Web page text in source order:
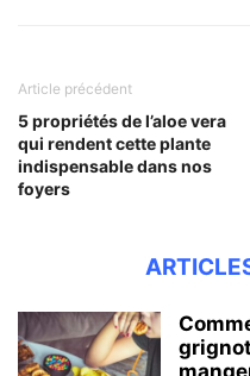
Article précédent
5 propriétés de l’aloe vera
qui rendent cette plante
indispensable dans nos
foyers